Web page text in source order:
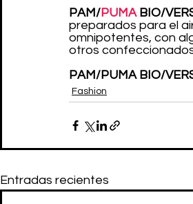
PAM/PUMA BIO/
preparados para el
omnipotentes, con
otros
PAM/PUMA BIO/
Fashion
Entradas recientes